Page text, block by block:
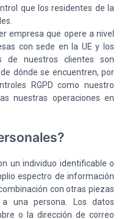
que los residentes de la
empresa que opere a nivel
con sede en la UE y los
de nuestros clientes son
dónde se encuentren, por
RGPD como nuestro
nuestras operaciones en
un individuo identificable o
espectro de información
con otras piezas
una persona. Los datos
o la dirección de correo